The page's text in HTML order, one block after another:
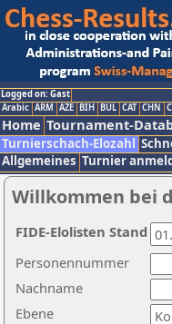
Logged on: Gast
Arabic ARM AZE BIH BUL CAT CHN
Home Tournament-
Turnierschach-Elozahl
Allgemeines Turnier
Willkommen bei
Nachname
Ebene
Personennummer
FIDE-Elolisten Stand